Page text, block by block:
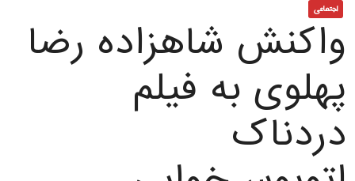
اجتماعی
واکنش شاهزاده رضا
پهلوی به فیلم
دردناک